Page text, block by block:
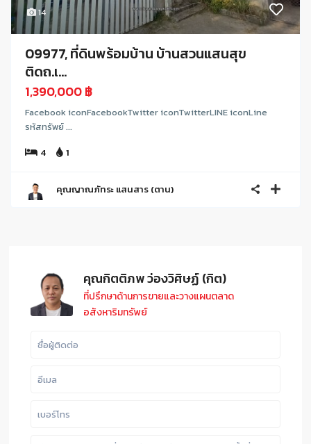
14
09977, ที่ดินพร้อมบ้าน บ้านสวนแสนสุข
ติดถ.เ...
1,390,000 ฿
Facebook iconFacebookTwitter iconTwitterLINE iconLine
รหัสทรัพย์ ...
4
1
คุณญาณภัทระ แสนสาร (ตาน)
คุณกิตติภพ ว่องวิศิษฏ์ (กิต)
ที่ปรึกษาด้านการขายและวางแผนตลาด
อสังหาริมทรัพย์